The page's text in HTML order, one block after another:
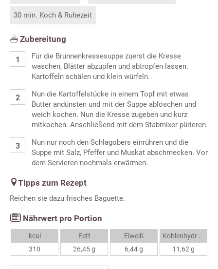
30 min. Koch & Ruhezeit
Zubereitung
Für die Brunnenkressesuppe zuerst die Kresse
waschen, Blätter abzupfen und abtropfen lassen.
Kartoffeln schälen und klein würfeln.
Nun die Kartoffelstücke in einem Topf mit etwas
Butter andünsten und mit der Suppe ablöschen und
weich kochen. Nun die Kresse zugeben und kurz
mitkochen. Anschließend mit dem Stabmixer pürieren.
Nun nur noch den Schlagobers einrühren und die
Suppe mit Salz, Pfeffer und Muskat abschmecken. Vor
dem Servieren nochmals erwärmen.
Tipps zum Rezept
Reichen sie dazu frisches Baguette.
Nährwert pro Portion
kcal
310
Fett
26,45 g
Eiweiß
6,44 g
Kohlenhydrate
11,62 g